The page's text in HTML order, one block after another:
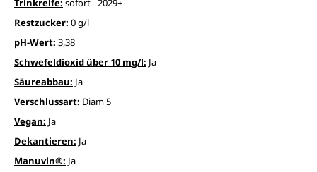
Restzucker: 0 g/l
pH-Wert: 3,38
Schwefeldioxid über 10 mg/l: Ja
Säureabbau: Ja
Verschlussart: Diam 5
Vegan: Ja
Dekantieren: Ja
Manuvin®: Ja